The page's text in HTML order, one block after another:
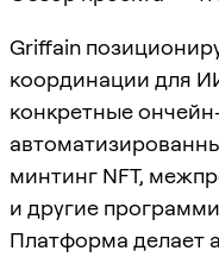
Griffain
координации для
конкретные
минтинг NFT,
и другие
Платформа делает